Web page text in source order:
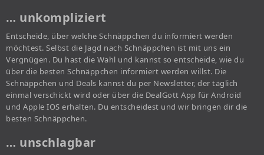
… unkompliziert
Entscheide, über welche Schnäppchen du informiert werden
möchtest. Selbst die Jagd nach Schnäppchen ist mit uns ein
Vergnügen. Du hast die Wahl und kannst so entscheide, wie du
über die besten Schnäppchen informiert werden willst. Die
Schnäppchen und Deals kannst du per Newsletter, der täglich
einmal verschickt wird oder über die DealGott App für Android
und Apple IOS erhalten. Du entscheidest und wir bringen dir die
besten Schnäppchen.
… unschlagbar